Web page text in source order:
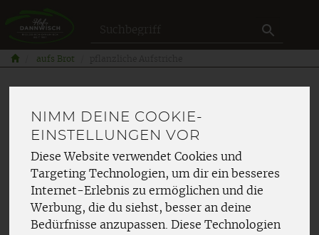
NIMM DEINE COOKIE-
EINSTELLUNGEN VOR
Diese Website verwendet Cookies und
Targeting Technologien, um dir ein besseres
Internet-Erlebnis zu ermöglichen und die
Werbung, die du siehst, besser an deine
Bedürfnisse anzupassen. Diese Technologien
aufs Brot